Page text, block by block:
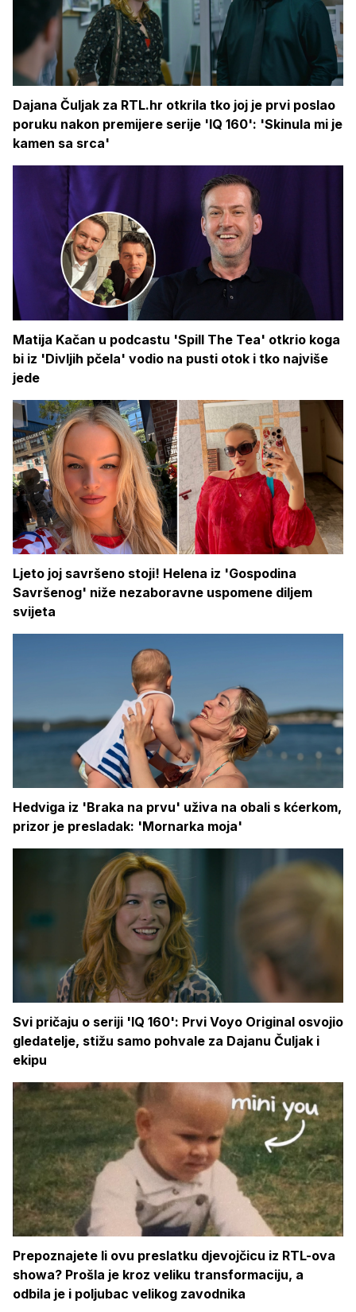
Dajana Čuljak za RTL.hr otkrila tko joj je prvi poslao
poruku nakon premijere serije 'IQ 160': 'Skinula mi je
kamen sa srca'
Matija Kačan u podcastu 'Spill The Tea' otkrio koga
bi iz 'Divljih pčela' vodio na pusti otok i tko najviše
jede
Ljeto joj savršeno stoji! Helena iz 'Gospodina
Savršenog' niže nezaboravne uspomene diljem
svijeta
Hedviga iz 'Braka na prvu' uživa na obali s kćerkom,
prizor je presladak: 'Mornarka moja'
Svi pričaju o seriji 'IQ 160': Prvi Voyo Original osvojio
gledatelje, stižu samo pohvale za Dajanu Čuljak i
ekipu
Prepoznajete li ovu preslatku djevojčicu iz RTL-ova
showa? Prošla je kroz veliku transformaciju, a
odbila je i poljubac velikog zavodnika